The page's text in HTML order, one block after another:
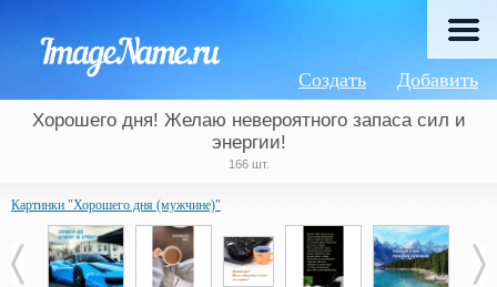
Добавить
Создать
Хорошего дня! Желаю невероятного запаса сил и
энергии!
166 шт.
Картинки "Хорошего дня (мужчине)"